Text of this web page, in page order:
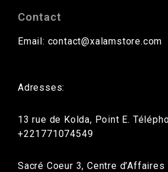
Contact
Email: contact@xalamstore.com
Adresses:
13 rue de Kolda, Point E.
+221771074549
Sacré Coeur 3, Centre d’Affaires